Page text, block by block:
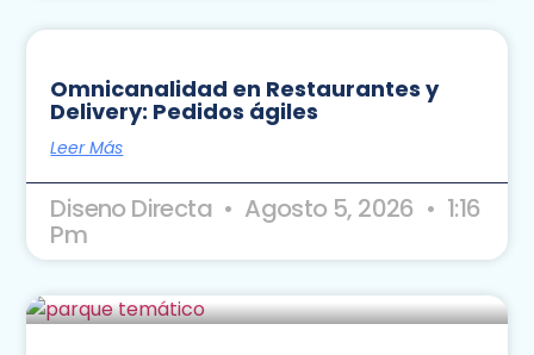
Omnicanalidad en Restaurantes y
Delivery: Pedidos ágiles
Leer Más
Diseno Directa Agosto 5, 2026 1:16
Pm